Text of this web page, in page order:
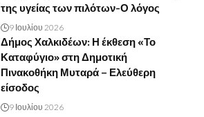
της υγείας των πιλότων-Ο λόγος
9 Ιουλίου 2026
Δήμος Χαλκιδέων: Η έκθεση «Το
Καταφύγιο» στη Δημοτική
Πινακοθήκη Μυταρά – Ελεύθερη
είσοδος
9 Ιουλίου 2026